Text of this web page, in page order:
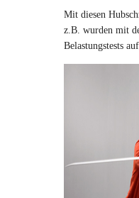
Mit diesen
z.B. wurden mit
Belastungstests